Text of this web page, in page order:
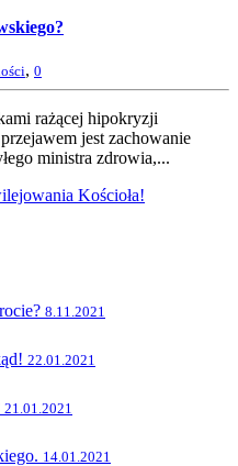
, 0
rażącej hipokryzji
jest zachowanie
ministra zdrowia,...
Kościoła!
8.11.2021
22.01.2021
21.01.2021
14.01.2021